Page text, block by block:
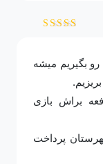
رو بگیریم میشه
براش بازی
پرداخت